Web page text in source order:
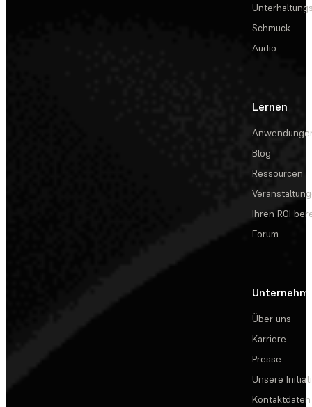
Schmuck
Audio
Lernen
Blog
Ressourcen
Ihren ROI
Forum
Über uns
Karriere
Presse
Unsere
Kontaktdaten